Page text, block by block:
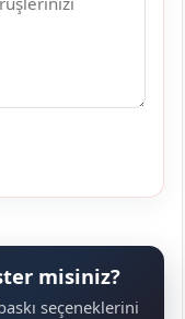
misiniz?
seçeneklerini